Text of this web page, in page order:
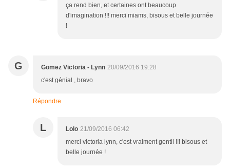
ça rend bien, et certaines ont beaucoup
d'imagination !!! merci miams, bisous et belle journée
!
G Gomez Victoria - Lynn 20/09/2016 19:28
c'est génial , bravo
Répondre
L Lolo 21/09/2016 06:42
merci victoria lynn, c'est vraiment gentil !!! bisous et
belle journée !